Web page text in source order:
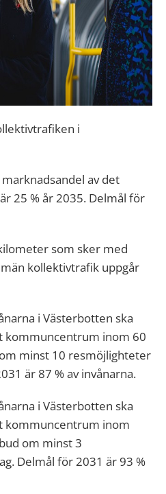
i
av det
25 % år 2035. Delmål för
som sker med
kollektivtrafik uppgår
i Västerbotten ska
kommuncentrum inom 60
minst 10 resmöjlighteter
är 87 % av invånarna.
i Västerbotten ska
kommuncentrum inom
om minst 3
Delmål för 2031 är 93 %